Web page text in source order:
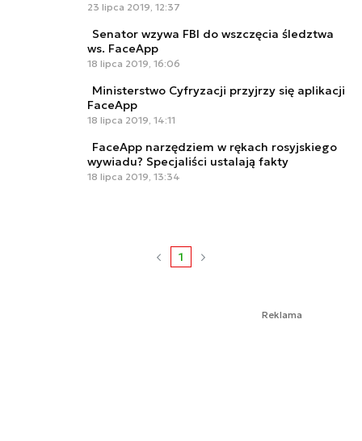
23 lipca 2019, 12:37
Senator wzywa FBI do wszczęcia śledztwa
ws. FaceApp
18 lipca 2019, 16:06
Ministerstwo Cyfryzacji przyjrzy się aplikacji
FaceApp
18 lipca 2019, 14:11
FaceApp narzędziem w rękach rosyjskiego
wywiadu? Specjaliści ustalają fakty
18 lipca 2019, 13:34
1
Reklama